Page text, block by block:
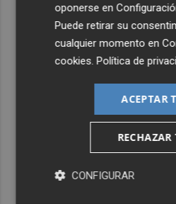
oponerse en
Puede retirar su
cualquier momento en
cookies .Política de
ACEPTAR
RECHAZAR
CONFIGURAR